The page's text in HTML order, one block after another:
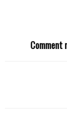
Comment